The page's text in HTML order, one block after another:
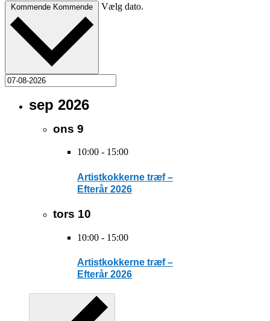
Kommende Kommende Vælg dato.
sep 2026
ons 9
10:00 - 15:00
Artistkokkerne træf –
Efterår 2026
tors 10
10:00 - 15:00
Artistkokkerne træf –
Efterår 2026